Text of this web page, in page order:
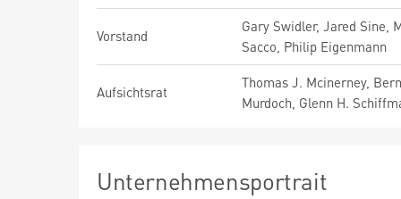
Vorstand
Gary Swidler, Jared Sine,
Sacco, Philip Eigenmann
Aufsichtsrat
Thomas J. Mcinerney,
Murdoch, Glenn H.
Unternehmensportrait